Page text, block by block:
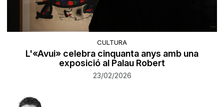
CULTURA
L'«Avui» celebra cinquanta anys amb una
exposició al Palau Robert
23/02/2026